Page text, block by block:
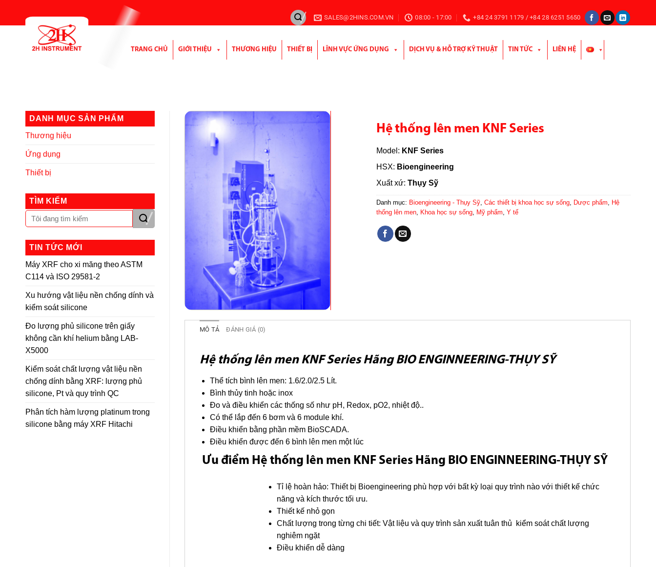
SALES@2HINS.COM.VN 08:00 - 17:00 +84 24 3791 1179 / +84 28 6251 5650
TRANG CHỦ GIỚI THIỆU THƯƠNG HIỆU THIẾT BỊ LĨNH VỰC ỨNG DỤNG DỊCH VỤ & HỖ TRỢ KỸ THUẬT TIN TỨC LIÊN HỆ
DANH MỤC SẢN PHẨM
Thương hiệu
Ứng dụng
Thiết bị
TÌM KIẾM
TIN TỨC MỚI
Máy XRF cho xi măng theo ASTM
C114 và ISO 29581-2
Xu hướng vật liệu nền chống dính và
kiểm soát silicone
Đo lượng phủ silicone trên giấy
không cần khí helium bằng LAB-
X5000
Kiểm soát chất lượng vật liệu nền
chống dính bằng XRF: lượng phủ
silicone, Pt và quy trình QC
Phân tích hàm lượng platinum trong
silicone bằng máy XRF Hitachi
Hệ thống lên men KNF Series
Model: KNF Series
HSX: Bioengineering
Xuất xứ:Thụy Sỹ
Danh mục: Bioengineering - Thụy Sỹ ,Các thiết bị khoa học sự sống Dược phẩm
Hệ
thống lên men Khoa học sự sống Mỹ phẩm ,Y tế
MÔ TẢ ĐÁNH GIÁ (0)
Hệ thống lên men KNF Series Hãng BIO ENGINNEERING-THỤY SỸ
Thể tích bình lên men: 1.6/2.0/2.5 Lít.
Bình thủy tinh hoặc inox
Đo và điều khiển các thống số như pH, Redox, pO2, nhiệt độ..
Có thể lắp đến 6 bơm và 6 module khí.
Điều khiển bằng phần mềm BioSCADA.
Điều khiển được đến 6 bình lên men một lúc
Ưu điểm Hệ thống lên men KNF Series Hãng BIO ENGINNEERING-THỤY SỸ
Tỉ lệ hoàn hảo: Thiết bị Bioengineering phù hợp với bất kỳ loại quy trình nào với thiết kế chức
năng và kích thước tối ưu.
Thiết kế nhỏ gọn
Chất lượng trong từng chi tiết: Vật liệu và quy trình sản xuất tuân thủ kiểm soát chất lượng
nghiêm ngặt
Điều khiển dễ dàng